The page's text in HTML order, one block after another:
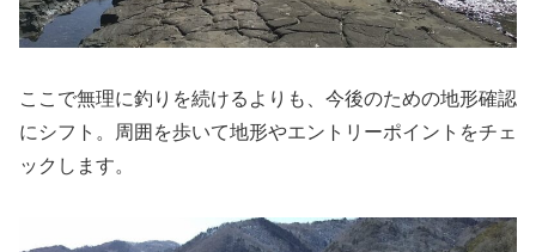
ここで無理に釣りを続けるよりも、今後のための地形確認
にシフト。周囲を歩いて地形やエントリーポイントをチェ
ックします。